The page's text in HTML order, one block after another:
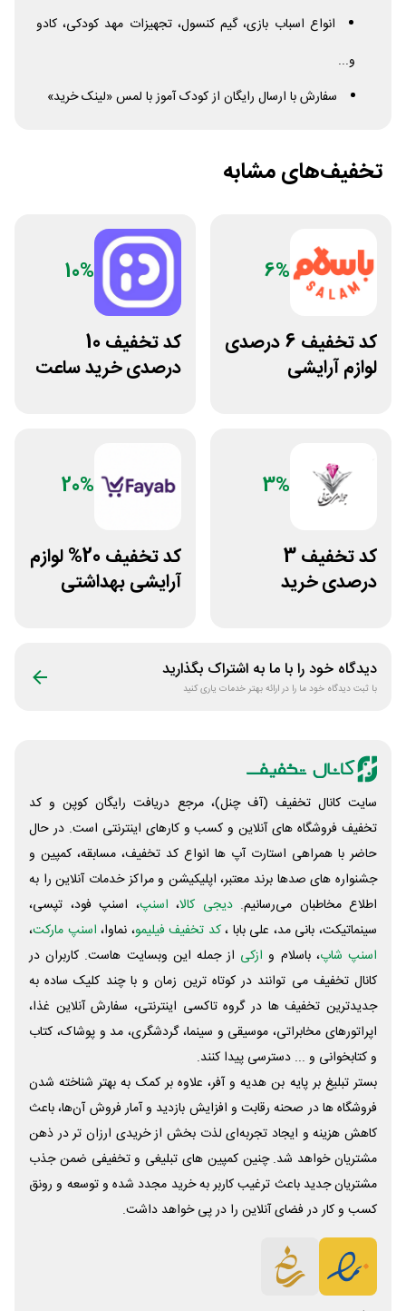
انواع اسباب بازی، گیم کنسول، تجهیزات مهد کودکی، کادو
و...
سفارش با ارسال رایگان از کودک آموز با لمس «لینک خرید»
تخفیف‌های مشابه
6%
کد تخفیف 6 درصدی
لوازم آرایشی
10%
کد تخفیف 10
درصدی خرید ساعت
3%
کد تخفیف 3
درصدی خرید
20%
کد تخفیف 20% لوازم
آرایشی بهداشتی
دیدگاه خود را با ما به اشتراک بگذارید
با ثبت دیدگاه خود ما را در ارائه بهتر خدمات یاری کنید
سایت کانال تخفیف (آف چنل)، مرجع دریافت رایگان کوپن و کد
تخفیف فروشگاه های آنلاین و کسب و‌ کارهای اینترنتی است. در حال
حاضر با همراهی استارت آپ ها انواع کد تخفیف، مسابقه، کمپین و
جشنواره های صدها برند معتبر، اپلیکیشن و مراکز خدمات آنلاین را به
اطلاع مخاطبان می‌رسانیم. دیجی کالا، اسنپ، اسنپ فود، تپسی،
سینماتیکت، بانی مد، علی‌ بابا ،کد تخفیف فیلیمو، نماوا، اسنپ مارکت،
اسنپ شاپ، باسلام و ازکی از جمله این وبسایت ‌هاست. کاربران در
کانال تخفیف می توانند در کوتاه ترین زمان و با چند کلیک ساده به
جدیدترین تخفیف ها در گروه تاکسی اینترنتی، سفارش آنلاین غذا،
اپراتورهای مخابراتی، موسیقی و سینما، گردشگری، مد و پوشاک، کتاب
و کتابخوانی و ... دسترسی پیدا کنند.
بستر تبلیغ بر پایه بن هدیه و آفر، علاوه بر کمک به بهتر شناخته شدن
فروشگاه ها در صحنه رقابت و افزایش بازدید و آمار فروش آن‌ها، باعث
کاهش هزینه و ایجاد تجربه‌ای لذت بخش از خریدی ارزان تر در ذهن
مشتریان خواهد شد. چنین کمپین های تبلیغی و تخفیفی ضمن جذب
مشتریان جدید باعث ترغیب کاربر به خرید مجدد شده و توسعه و رونق
کسب و کار در فضای آنلاین را در پی خواهد داشت.